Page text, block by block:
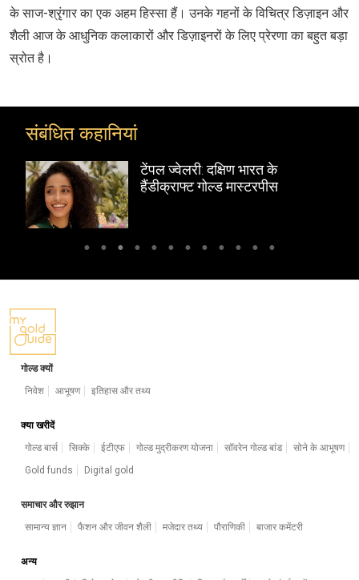
के साज-श्रृंगार का एक अहम हिस्सा हैं। उनके गहनों के विचित्र डिज़ाइन और
शैली आज के आधुनिक कलाकारों और डिज़ाइनरों के लिए प्रेरणा का बहुत बड़ा
स्रोत है।
संबंधित कहानियां
टेंपल ज्वेलरी: दक्षिण भारत के
हैंडीक्राफ्ट गोल्ड मास्टरपीस
गोल्ड क्यों
निवेश
आभूषण इतिहास और तथ्य
क्या खरीदें
गोल्ड बार्स
सिक्के ईटीएफ गोल्ड मुद्रीकरण योजना सॉवरेन गोल्ड बांड
सोने के आभूषण
Gold funds
Digital gold
समाचार और रुझान
सामान्य ज्ञान
फैशन और जीवन शैली मजेदार तथ्य पौराणिकी बाजार कमेंटरी
अन्य